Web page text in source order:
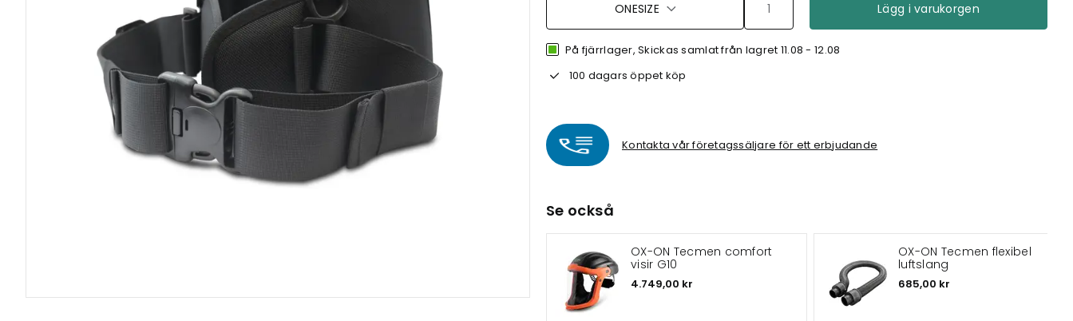
ONESIZE Lägg i varukorgen
På fjärrlager, Skickas samlat från lagret 11.08 - 12.08
100 dagars öppet köp
Kontakta vår företagssäljare för ett erbjudande
Se också
OX-ON Tecmen comfort
visir G10
4.749,00 kr
OX-ON Tecmen flexibel
luftslang
685,00 kr